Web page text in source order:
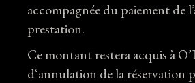
accompagnée du paiement de
prestation.
Ce montant restera acquis à
d‘annulation de la réservation